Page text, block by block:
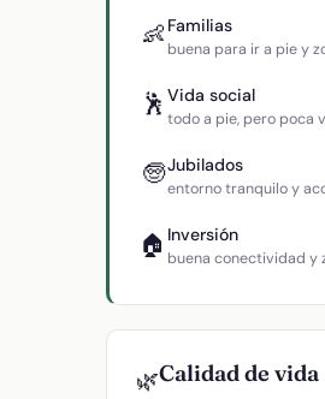
👶 Familias
buena para ir a pie y
🕺 Vida social
todo a pie, pero poca
🧓Jubilados
entorno tranquilo y
🏠 Inversión
buena conectividad y
🌿Calidad de vida